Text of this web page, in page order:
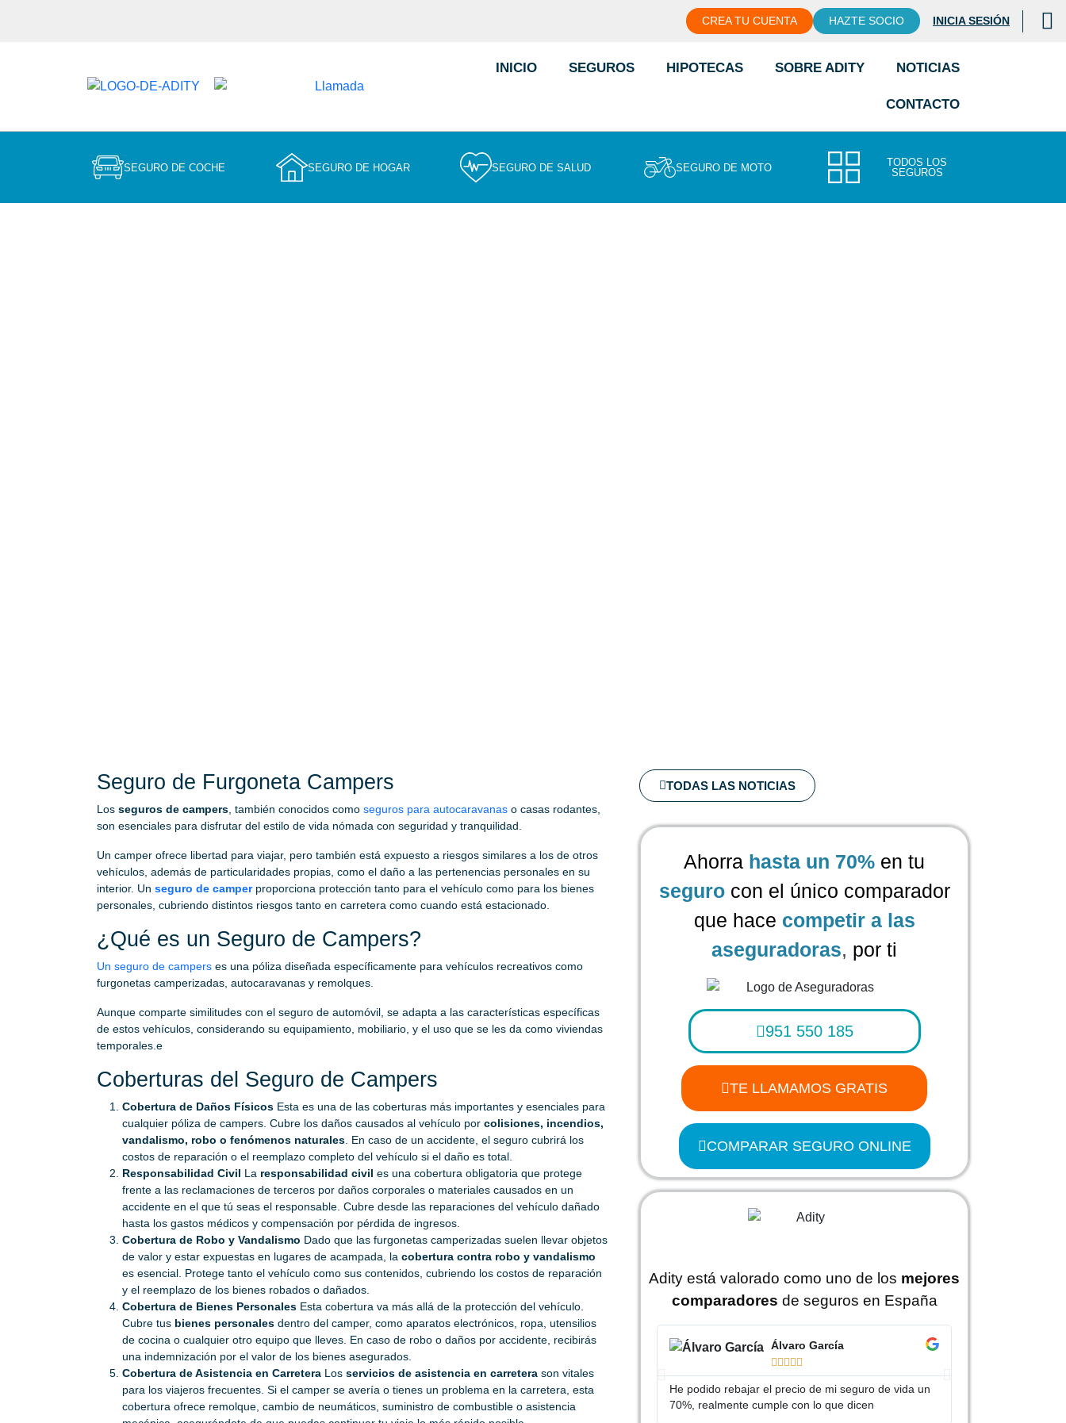
CREA TU CUENTA HAZTE SOCIO INICIA SESIÓN
INICIO SEGUROS HIPOTECAS SOBRE ADITY NOTICIAS
CONTACTO
SEGURO DE COCHE SEGURO DE HOGAR SEGURO DE SALUD SEGURO DE MOTO
TODOS LOS
SEGUROS
Seguro de Furgoneta Campers
Los seguros de campers , también conocidos como seguros para autocaravanas o casas rodantes,
son esenciales para disfrutar del estilo de vida nómada con seguridad y tranquilidad.
Un camper ofrece libertad para viajar, pero también está expuesto a riesgos similares a los de otros
vehículos, además de particularidades propias, como el daño a las pertenencias personales en su
interior. Un seguro de camperproporciona protección tanto para el vehículo como para los bienes
personales, cubriendo distintos riesgos tanto en carretera como cuando está estacionado.
¿Qué es un Seguro de Campers?
Un seguro de campers es una póliza diseñada específicamente para vehículos recreativos como
furgonetas camperizadas, autocaravanas y remolques.
Aunque comparte similitudes con el seguro de automóvil, se adapta a las características específicas
de estos vehículos, considerando su equipamiento, mobiliario, y el uso que se les da como viviendas
temporales.e
Coberturas del Seguro de Campers
Cobertura de Daños Físicos Esta es una de las coberturas más importantes y esenciales para
cualquier póliza de campers. Cubre los daños causados al vehículo por colisiones, incendios,
vandalismo, robo o fenómenos naturales . En caso de un accidente, el seguro cubrirá los
costos de reparación o el reemplazo completo del vehículo si el daño es total.
Responsabilidad Civil La responsabilidad civil es una cobertura obligatoria que protege
frente a las reclamaciones de terceros por daños corporales o materiales causados en un
accidente en el que tú seas el responsable. Cubre desde las reparaciones del vehículo dañado
hasta los gastos médicos y compensación por pérdida de ingresos.
Cobertura de Robo y Vandalismo Dado que las furgonetas camperizadas suelen llevar objetos
de valor y estar expuestas en lugares de acampada, la cobertura contra robo y vandalismo
es esencial. Protege tanto el vehículo como sus contenidos, cubriendo los costos de reparación
y el reemplazo de los bienes robados o dañados.
Cobertura de Bienes Personales Esta cobertura va más allá de la protección del vehículo.
Cubre tus bienes personales dentro del camper, como aparatos electrónicos, ropa, utensilios
de cocina o cualquier otro equipo que lleves. En caso de robo o daños por accidente, recibirás
una indemnización por el valor de los bienes asegurados.
Cobertura de Asistencia en Carretera Los servicios de asistencia en carretera son vitales
para los viajeros frecuentes. Si el camper se avería o tienes un problema en la carretera, esta
cobertura ofrece remolque, cambio de neumáticos, suministro de combustible o asistencia
TODAS LAS NOTICIAS
Ahorra hasta un 70% en tu
segurocon el único comparador
que hace competir a las
aseguradoras, por ti
951 550 185
TE LLAMAMOS GRATIS
COMPARAR SEGURO ONLINE
Adity está valorado como uno de los mejores
comparadores de seguros en España
Álvaro García
    
He podido rebajar el precio de mi seguro de vida un
70%, realmente cumple con lo que dicen